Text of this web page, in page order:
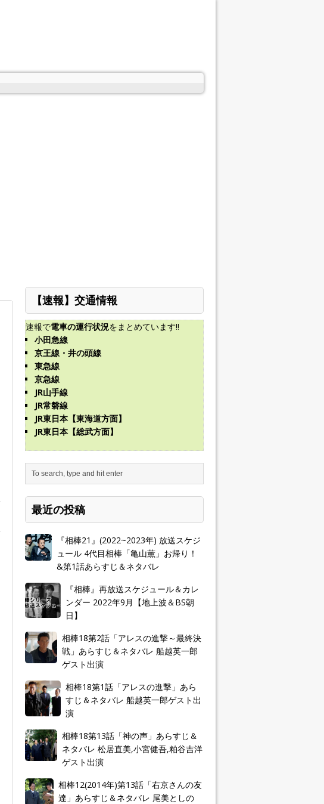
【速報】交通情報
速報で電車の運行状況をまとめています!!
小田急線
京王線・井の頭線
東急線
京急線
JR山手線
JR常磐線
JR東日本【東海道方面】
JR東日本【総武方面】
最近の投稿
『相棒21』(2022~2023年) 放送スケジ
ュール 4代目相棒「亀山薫」お帰り！
&第1話あらすじ＆ネタバレ
『相棒』再放送スケジュール＆カレ
ンダー 2022年9月【地上波＆BS朝
日】
相棒18第2話「アレスの進撃～最終決
戦」あらすじ＆ネタバレ 船越英一郎
ゲスト出演
相棒18第1話「アレスの進撃」あら
すじ＆ネタバレ 船越英一郎ゲスト出
演
相棒18第13話「神の声」あらすじ＆
ネタバレ 松居直美,小宮健吾,粕谷吉洋
ゲスト出演
相棒12(2014年)第13話「右京さんの友
達」あらすじ＆ネタバレ 尾美としの